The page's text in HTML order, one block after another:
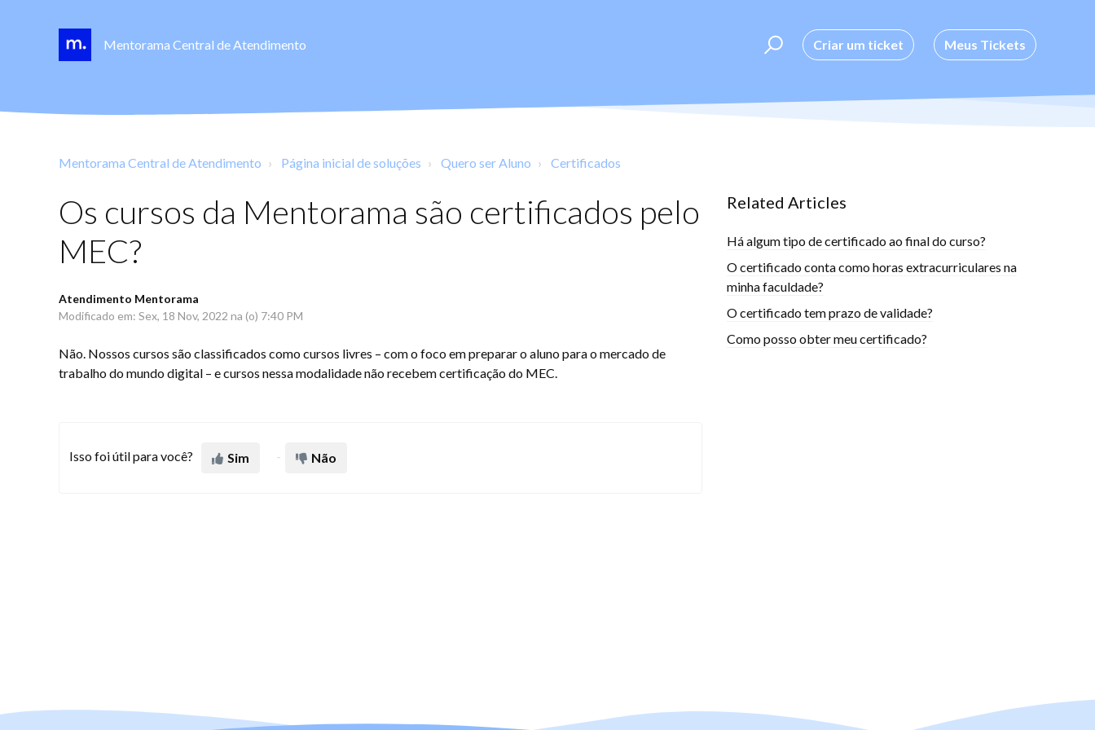
Mentorama Central de Atendimento Criar um ticket Meus Tickets
Mentorama Central de Atendimento Página inicial de soluções Quero ser Aluno Certificados
Os cursos da Mentorama são certificados pelo
MEC?
Atendimento Mentorama
Modificado em: Sex, 18 Nov, 2022 na (o) 7:40 PM
Não. Nossos cursos são classificados como cursos livres – com o foco em preparar o aluno para o mercado de
trabalho do mundo digital – e cursos nessa modalidade não recebem certificação do MEC.
Isso foi útil para você? Sim Não
Related Articles
Há algum tipo de certificado ao final do curso?
O certificado conta como horas extracurriculares na
minha faculdade?
O certificado tem prazo de validade?
Como posso obter meu certificado?